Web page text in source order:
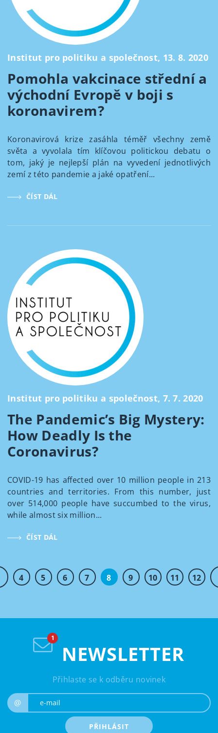
Institut pro politiku a společnost, 13. 8. 2020
Pomohla vakcinace střední a
východní Evropě v boji s
koronavirem?
Koronavirová krize zasáhla téměř všechny země
světa a vyvolala tím klíčovou politickou debatu o
tom, jaký je nejlepší plán na vyvedení jednotlivých
zemí z této pandemie a jaké opatření...
ČÍST DÁL
Institut pro politiku a společnost, 7. 7. 2020
The Pandemic’s Big Mystery:
How Deadly Is the
Coronavirus?
COVID-19 has affected over 10 million people in 213
countries and territories. From this number, just
over 514,000 people have succumbed to the virus,
while almost six million...
ČÍST DÁL
4 5 6 7 8 9 10 11 12
NEWSLETTER
Přihlaste se k odběru novinek
@
PŘIHLÁSIT